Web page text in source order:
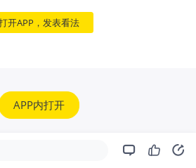
开APP，发表看法
APP内打开